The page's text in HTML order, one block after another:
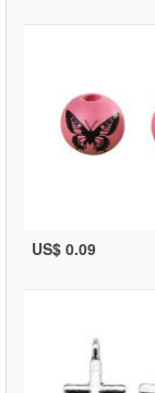
US$ 0.09